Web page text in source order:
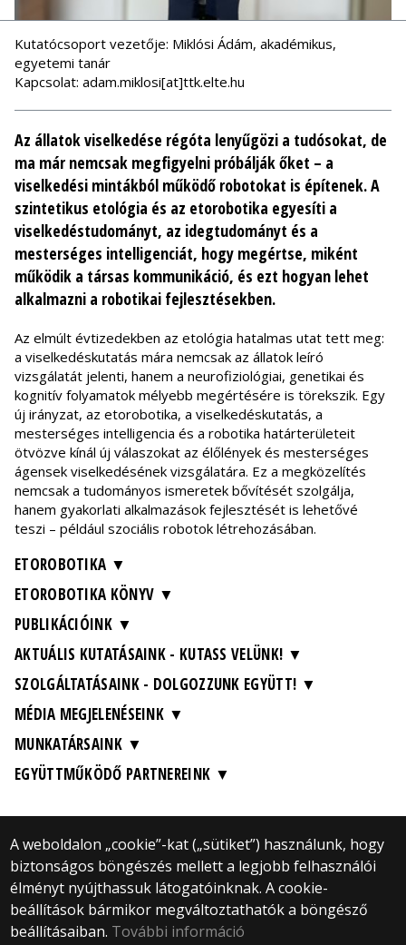
Kutatócsoport vezetője: Miklósi Ádám, akadémikus,
egyetemi tanár
Kapcsolat: adam.miklosi[at]ttk.elte.hu
Az állatok viselkedése régóta lenyűgözi a tudósokat, de
ma már nemcsak megfigyelni próbálják őket – a
viselkedési mintákból működő robotokat is építenek. A
szintetikus etológia és az etorobotika egyesíti a
viselkedéstudományt, az idegtudományt és a
mesterséges intelligenciát, hogy megértse, miként
működik a társas kommunikáció, és ezt hogyan lehet
alkalmazni a robotikai fejlesztésekben.
Az elmúlt évtizedekben az etológia hatalmas utat tett meg:
a viselkedéskutatás mára nemcsak az állatok leíró
vizsgálatát jelenti, hanem a neurofiziológiai, genetikai és
kognitív folyamatok mélyebb megértésére is törekszik. Egy
új irányzat, az etorobotika, a viselkedéskutatás, a
mesterséges intelligencia és a robotika határterületeit
ötvözve kínál új válaszokat az élőlények és mesterséges
ágensek viselkedésének vizsgálatára. Ez a megközelítés
nemcsak a tudományos ismeretek bővítését szolgálja,
hanem gyakorlati alkalmazások fejlesztését is lehetővé
teszi – például szociális robotok létrehozásában.
ETOROBOTIKA
ETOROBOTIKA KÖNYV
PUBLIKÁCIÓINK
AKTUÁLIS KUTATÁSAINK - KUTASS VELÜNK!
SZOLGÁLTATÁSAINK - DOLGOZZUNK EGYÜTT!
MÉDIA MEGJELENÉSEINK
MUNKATÁRSAINK
EGYÜTTMŰKÖDŐ PARTNEREINK
A weboldalon „cookie”-kat („sütiket”) használunk, hogy
biztonságos böngészés mellett a legjobb felhasználói
élményt nyújthassuk látogatóinknak. A cookie-
beállítások bármikor megváltoztathatók a böngésző
beállításaiban. További információ
© 2025 Eötvös Loránd Tudományegyetem
Minden jog fenntartva.
1053 Budapest, Egyetem tér 1–3.
Központi telefonszám: +36 1 411 6500